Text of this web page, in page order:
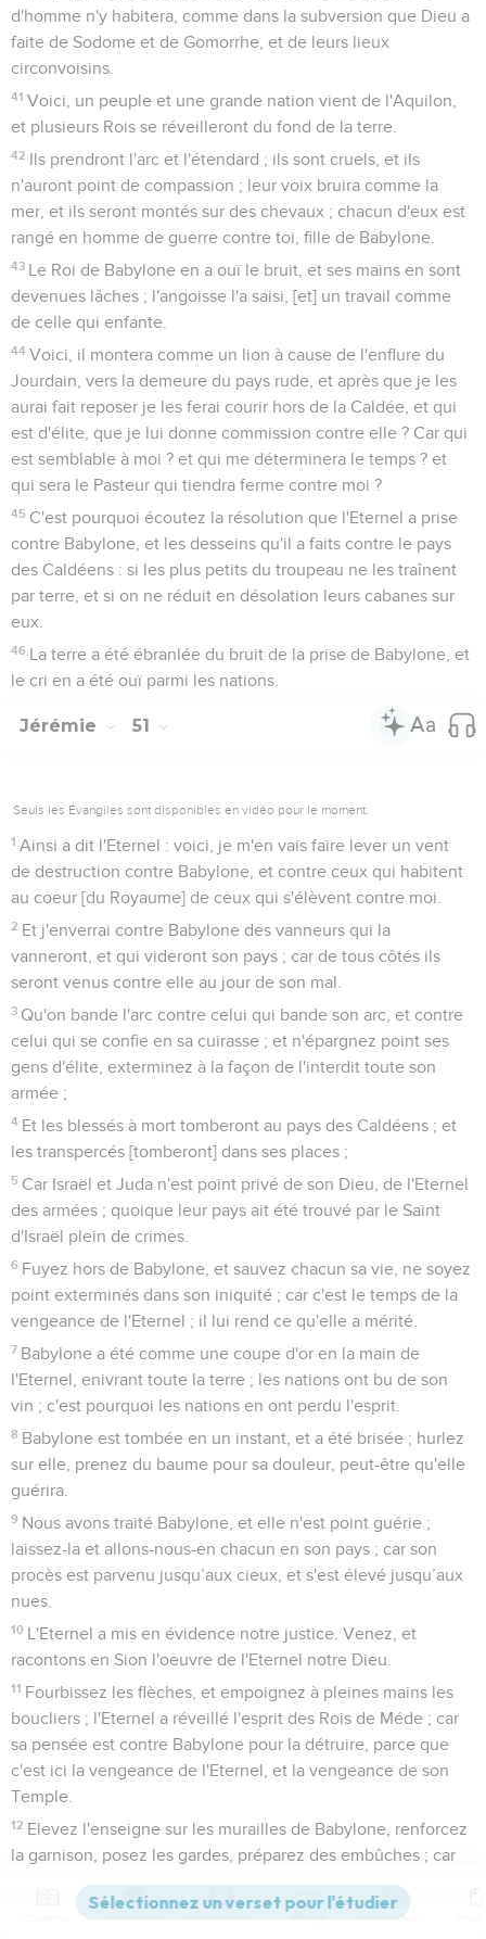
d'homme n'y habitera, comme dans la subversion que Dieu a
faite de Sodome et de Gomorrhe, et de leurs lieux
circonvoisins.
41 Voici, un peuple et une grande nation vient de l'Aquilon,
et plusieurs Rois se réveilleront du fond de la terre.
42 Ils prendront l'arc et l'étendard ; ils sont cruels, et ils
n'auront point de compassion ; leur voix bruira comme la
mer, et ils seront montés sur des chevaux ; chacun d'eux est
rangé en homme de guerre contre toi, fille de Babylone.
43 Le Roi de Babylone en a ouï le bruit, et ses mains en sont
devenues lâches ; l'angoisse l'a saisi, [et] un travail comme
de celle qui enfante.
44 Voici, il montera comme un lion à cause de l'enflure du
Jourdain, vers la demeure du pays rude, et après que je les
aurai fait reposer je les ferai courir hors de la Caldée, et qui
est d'élite, que je lui donne commission contre elle ? Car qui
est semblable à moi ? et qui me déterminera le temps ? et
qui sera le Pasteur qui tiendra ferme contre moi ?
45 C'est pourquoi écoutez la résolution que l'Eternel a prise
contre Babylone, et les desseins qu'il a faits contre le pays
des Caldéens : si les plus petits du troupeau ne les traînent
par terre, et si on ne réduit en désolation leurs cabanes sur
eux.
46 La terre a été ébranlée du bruit de la prise de Babylone, et
le cri en a été ouï parmi les nations.
Jérémie 51
Seuls les Évangiles sont disponibles en vidéo pour le moment.
1 Ainsi a dit l'Eternel : voici, je m'en vais faire lever un vent
de destruction contre Babylone, et contre ceux qui habitent
au coeur [du Royaume] de ceux qui s'élèvent contre moi.
2 Et j'enverrai contre Babylone des vanneurs qui la
vanneront, et qui videront son pays ; car de tous côtés ils
seront venus contre elle au jour de son mal.
3 Qu'on bande l'arc contre celui qui bande son arc, et contre
celui qui se confie en sa cuirasse ; et n'épargnez point ses
gens d'élite, exterminez à la façon de l'interdit toute son
armée ;
4 Et les blessés à mort tomberont au pays des Caldéens ; et
les transpercés [tomberont] dans ses places ;
5 Car Israël et Juda n'est point privé de son Dieu, de l'Eternel
des armées ; quoique leur pays ait été trouvé par le Saint
d'Israël plein de crimes.
6 Fuyez hors de Babylone, et sauvez chacun sa vie, ne soyez
point exterminés dans son iniquité ; car c'est le temps de la
vengeance de l'Eternel ; il lui rend ce qu'elle a mérité.
7 Babylone a été comme une coupe d'or en la main de
l'Eternel, enivrant toute la terre ; les nations ont bu de son
vin ; c'est pourquoi les nations en ont perdu l'esprit.
8 Babylone est tombée en un instant, et a été brisée ; hurlez
sur elle, prenez du baume pour sa douleur, peut-être qu'elle
guérira.
9 Nous avons traité Babylone, et elle n'est point guérie ;
laissez-la et allons-nous-en chacun en son pays ; car son
procès est parvenu jusqu’aux cieux, et s'est élevé jusqu’aux
nues.
10 L'Eternel a mis en évidence notre justice. Venez, et
racontons en Sion l'oeuvre de l'Eternel notre Dieu.
11 Fourbissez les flèches, et empoignez à pleines mains les
boucliers ; l'Eternel a réveillé l'esprit des Rois de Méde ; car
sa pensée est contre Babylone pour la détruire, parce que
c'est ici la vengeance de l'Eternel, et la vengeance de son
Temple.
12 Elevez l'enseigne sur les murailles de Babylone, renforcez
la garnison, posez les gardes, préparez des embûches ; car
l'Eternel a formé un dessein, même il a fait ce qu'il a dit
contre les habitants de Babylone.
Versions Commentaires Strong